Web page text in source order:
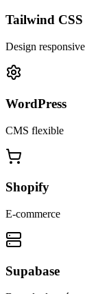
Tailwind CSS
Design responsive
WordPress
CMS flexible
Shopify
E-commerce
Supabase